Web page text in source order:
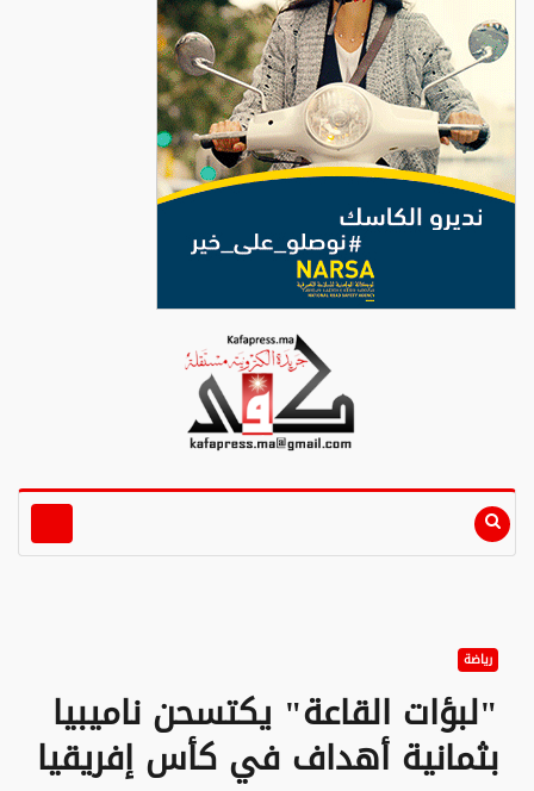
رياضة
"لبؤات القاعة" يكتسحن ناميبيا
بثمانية أهداف في كأس إفريقيا